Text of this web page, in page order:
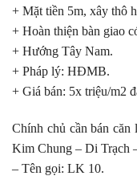
+ Mặt tiền 5m, xây thô
+ Hoàn thiện bàn giao
+ Hướng Tây Nam.
+ Pháp lý: HĐMB.
+ Giá bán: 5x triệu/m2
Chính chủ cần bán
Kim Chung – Di Trạch
– Tên gọi: LK 10.